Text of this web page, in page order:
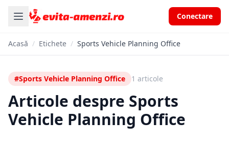
Conectare
Acasă / Etichete / Sports Vehicle Planning Office
#Sports Vehicle Planning Office 1 articole
Articole despre Sports
Vehicle Planning Office